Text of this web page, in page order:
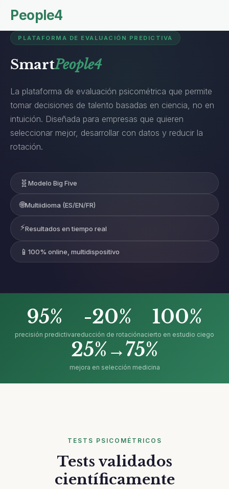
People4
PLATAFORMA DE EVALUACIÓN PREDICTIVA
SmartPeople4
La plataforma de evaluación psicométrica que permite
tomar decisiones de talento basadas en ciencia, no en
intuición. Diseñada para empresas que quieren
seleccionar mejor, desarrollar con datos y reducir la
rotación.
🧬 Modelo Big Five
🌐Multiidioma (ES/EN/FR)
⚡Resultados en tiempo real
📱 100% online, multidispositivo
95%
precisión predictiva
-20%
reducción de rotación
100%
acierto en estudio ciego
25%→75%
mejora en selección medicina
TESTS PSICOMÉTRICOS
Tests validados
científicamente